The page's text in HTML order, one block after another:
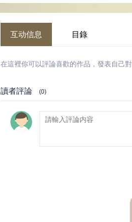
互动信息 目錄
在這裡你可以評論喜歡的作品，發表自己
讀者評論 (0)